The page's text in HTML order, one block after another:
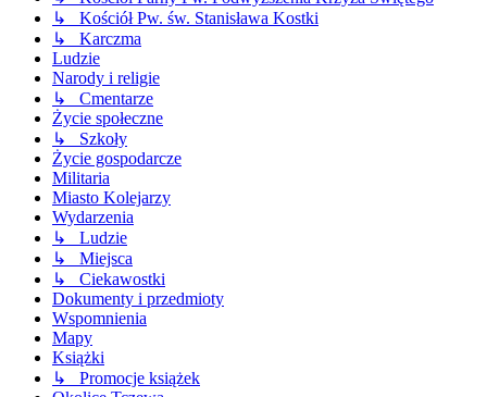
↳ Kościół Pw. św. Stanisława Kostki
↳ Karczma
Ludzie
Narody i religie
↳ Cmentarze
Życie społeczne
↳ Szkoły
Życie gospodarcze
Militaria
Miasto Kolejarzy
Wydarzenia
↳ Ludzie
↳ Miejsca
↳ Ciekawostki
Dokumenty i przedmioty
Wspomnienia
Mapy
Książki
↳ Promocje książek